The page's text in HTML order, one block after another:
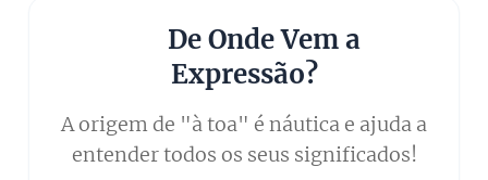
Acontece o mesmo com:à tarde, à noite, à
vontade, às pressas.
: para a função de adjetivo.
: para a função de advérbio.
para os dois casos, simplificando a
escrita.
⚓ De Onde Vem a
Expressão?
A origem de "à toa" é náutica e ajuda a
entender todos os seus significados!